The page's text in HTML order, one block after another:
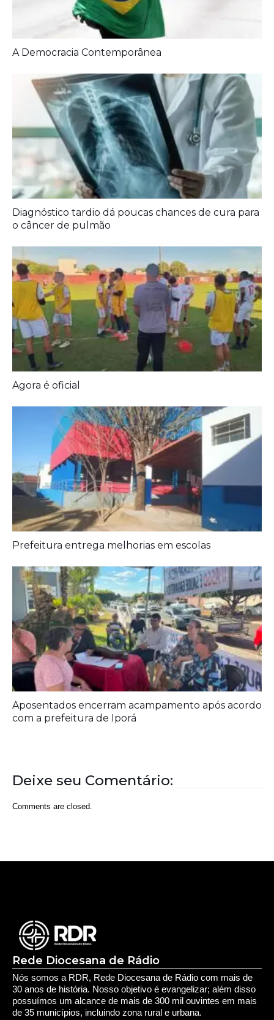
A Democracia Contemporânea
Diagnóstico tardio dá poucas chances de cura para
o câncer de pulmão
Agora é oficial
Prefeitura entrega melhorias em escolas
Aposentados encerram acampamento após acordo
com a prefeitura de Iporá
Deixe seu Comentário:
Comments are closed.
Rede Diocesana de Rádio
Nós somos a RDR, Rede Diocesana de Rádio com mais de
30 anos de história. Nosso objetivo é evangelizar; além disso
possuímos um alcance de mais de 300 mil ouvintes em mais
de 35 municípios, incluindo zona rural e urbana.